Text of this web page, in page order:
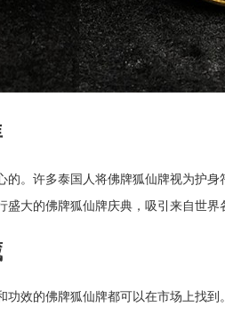
。许多泰国人将佛牌狐仙牌视为护
大的佛牌狐仙牌庆典，吸引来自世界
效的佛牌狐仙牌都可以在市场上找